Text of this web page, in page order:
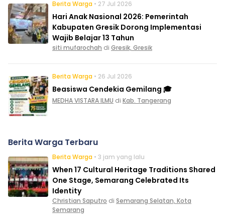
Berita Warga • 27 Jul 2026
Hari Anak Nasional 2026: Pemerintah
Kabupaten Gresik Dorong Implementasi
Wajib Belajar 13 Tahun
siti mufarochah di Gresik, Gresik
Berita Warga • 26 Jul 2026
Beasiswa Cendekia Gemilang 🎓
MEDHA VISTARA ILMU di Kab. Tangerang
Berita Warga Terbaru
Berita Warga • 3 jam yang lalu
When 17 Cultural Heritage Traditions Shared
One Stage, Semarang Celebrated Its
Identity
Christian Saputro di Semarang Selatan, Kota
Semarang